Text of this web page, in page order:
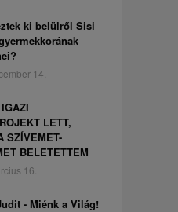
ki belülről Sisi
14.
LETT,
SZÍVEMET-
BELETETTEM
16.
- Miénk a Világ!